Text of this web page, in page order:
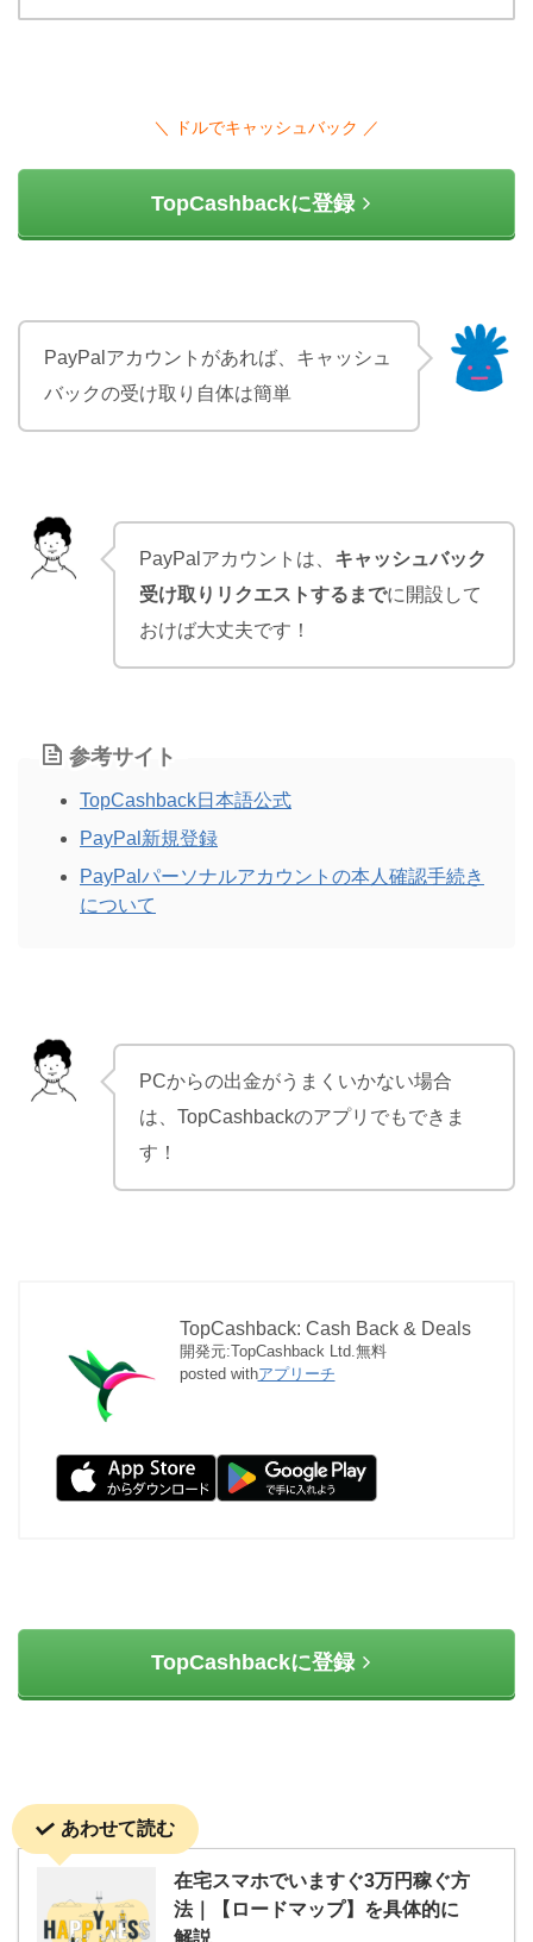
＼ ドルでキャッシュバック ／
TopCashbackに登録
PayPalアカウントがあれば、キャッシュ
バックの受け取り自体は簡単
PayPalアカウントは、 キャッシュバック
受け取りリクエストするまでに開設して
おけば大丈夫です！
参考サイト
TopCashback日本語公式
PayPal新規登録
PayPalパーソナルアカウントの本人確認手続き
について
PCからの出金がうまくいかない場合
は、TopCashbackのアプリでもできま
す！
TopCashback: Cash Back & Deals
開発元:TopCashback Ltd.無料
posted withアプリーチ
TopCashbackに登録
あわせて読む
在宅スマホでいますぐ3万円稼ぐ方
法｜【ロードマップ】を具体的に
解説